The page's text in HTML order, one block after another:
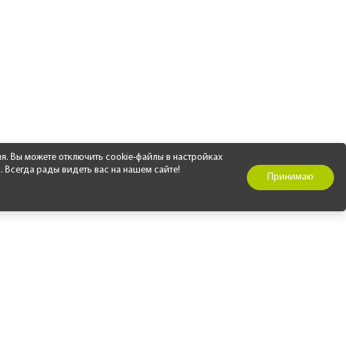
Вы можете отключить cookie-файлы в настройках
рады видеть вас на нашем сайте!
Принимаю